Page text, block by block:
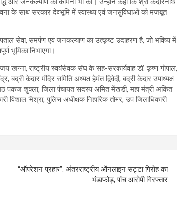
और जनकल्याण की कामना भी की। उन्होंने कहा कि श्री केदारनाथ
के साथ सरकार देवभूमि में स्वास्थ्य एवं जनसुविधाओं को मजबूत
सेवा, समर्पण एवं जनकल्याण का उत्कृष्ट उदाहरण है, जो भविष्य में
भूमिका निभाएगा।
खन्ना, राष्ट्रीय स्वयंसेवक संघ के सह-सरकार्यवाह डॉ. कृष्ण गोपाल,
केदार मंदिर समिति अध्यक्ष हेमंत द्विवेदी, बद्री केदार उपाध्यक्ष
पंकज शुक्ला, जिला पंचायत सदस्य अमित मेंखडी, महा मंत्री अकिंत
विशाल मिश्रा, पुलिस अधीक्षक निहारिक तोमर, उप जिलाधिकारी
“ऑपरेशन प्रहार”: अंतरराष्ट्रीय ऑनलाइन सट्टा गिरोह का
भंडाफोड़, पांच आरोपी गिरफ्तार